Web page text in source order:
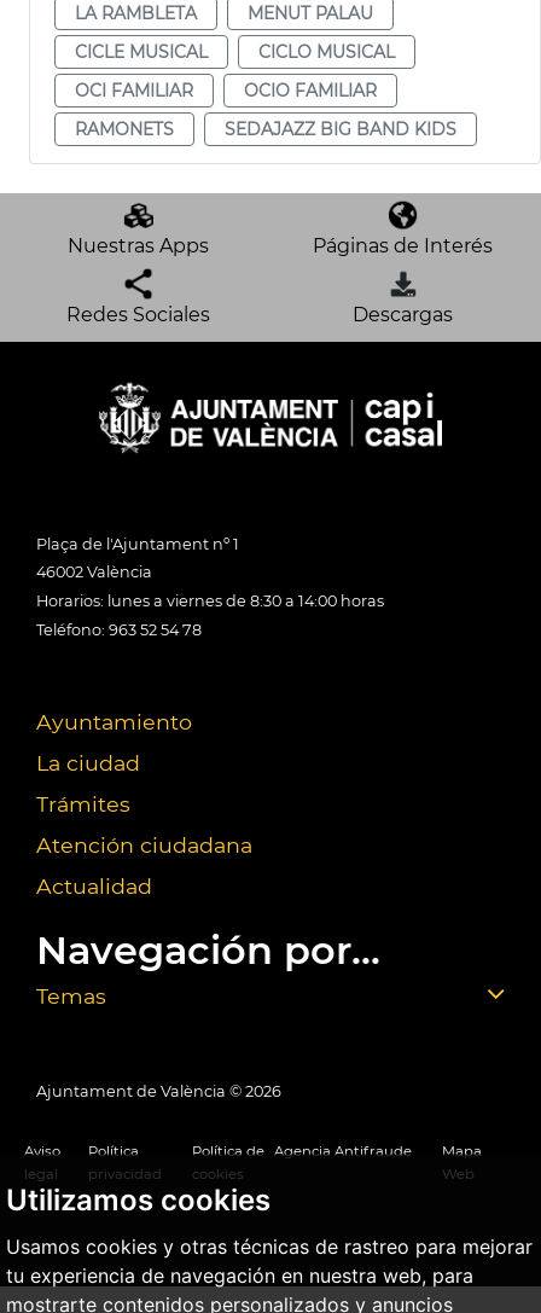
Utilizamos cookies
Usamos cookies y otras técnicas de rastreo para mejorar
tu experiencia de navegación en nuestra web, para
mostrarte contenidos personalizados y anuncios
LA RAMBLETA
MENUT PALAU
CICLE MUSICAL
CICLO MUSICAL
OCI FAMILIAR
OCIO FAMILIAR
RAMONETS
SEDAJAZZ BIG BAND KIDS
Nuestras Apps Páginas de Interés
Redes Sociales Descargas
Plaça de l'Ajuntament nº 1
46002 València
Horarios: lunes a viernes de 8:30 a 14:00 horas
Teléfono: 963 52 54 78
Ayuntamiento
La ciudad
Trámites
Atención ciudadana
Actualidad
Navegación por...
Temas
Ajuntament de València © 2026
Aviso
legal
Política
privacidad
Política de
cookies
Agencia Antifraude
Mapa
Web